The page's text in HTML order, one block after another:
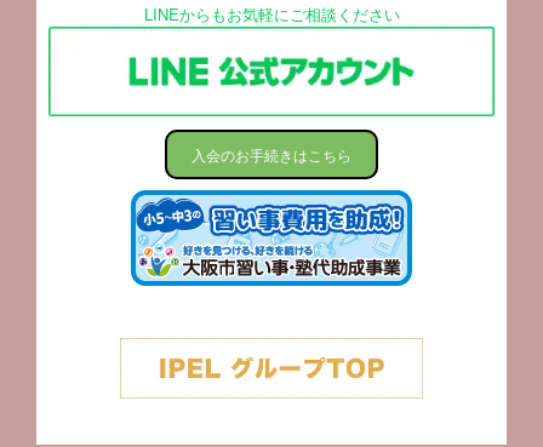
LINEからもお気軽にご相談ください
入会のお手続きはこちら